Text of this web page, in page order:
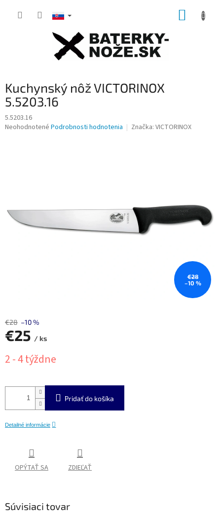
Kuchynský nôž VICTORINOX
5.5203.16
5.5203.16
Priemerné
Neohodnotené Podrobnosti hodnotenia Značka: VICTORINOX
€28
–10 %
€28 –10 %
€25 / ks
cena:
2 - 4 týždne
Pridať do košíka
Detailné informácie
OPÝTAŤ SA ZDIEĽAŤ
Súvisiaci tovar